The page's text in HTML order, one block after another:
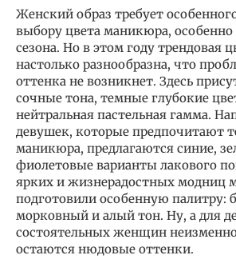
Женский образ требует
выбору цвета маникюра, особенно
сезона. Но в этом году трендовая
настолько разнообразна, что
оттенка не возникнет. Здесь
сочные тона, темные глубокие
нейтральная пастельная гамма.
девушек, которые предпочитают
маникюра, предлагаются синие,
фиолетовые варианты лакового
ярких и жизнерадостных модниц
подготовили особенную палитру:
морковный и алый тон. Ну, а для
состоятельных женщин
остаются нюдовые оттенки.